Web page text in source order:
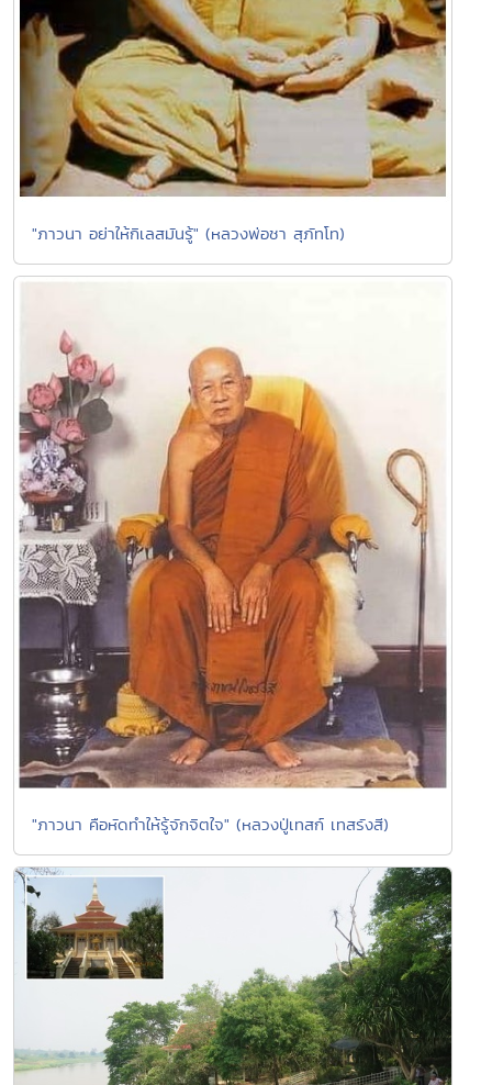
"ภาวนา อย่าให้กิเลสมันรู้" (หลวงพ่อชา สุภัทโท)
"ภาวนา คือหัดทำให้รู้จักจิตใจ" (หลวงปู่เทสก์ เทสรังสี)